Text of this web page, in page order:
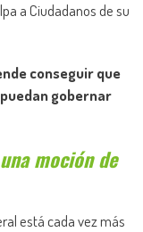
a Ciudadanos de su
conseguir que
gobernar
moción de
está cada vez más